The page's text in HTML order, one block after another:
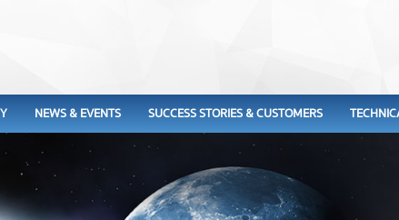
NEWS & EVENTS SUCCESS STORIES & CUSTOMERS